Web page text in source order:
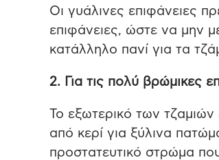
Οι γυάλινες επιφάνειες
επιφάνειες, ώστε να μην
κατάλληλο πανί για τα
2. Για τις πολύ βρώμικες
Το εξωτερικό των
από κερί για ξύλινα
προστατευτικό στρώμα